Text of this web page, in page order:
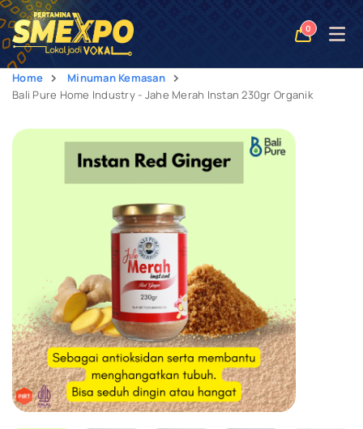
0
Open
Home
Minuman Kemasan
Bali Pure Home Industry - Jahe Merah Instan 230gr Organik